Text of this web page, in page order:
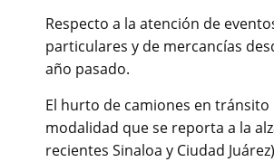
Respecto a la atención de
particulares y de mercancías
año pasado.
El hurto de camiones en
modalidad que se reporta a la
recientes Sinaloa y Ciudad